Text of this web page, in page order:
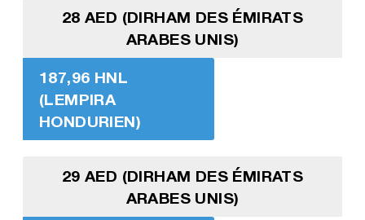
28 AED (DIRHAM DES ÉMIRATS
ARABES UNIS)
187,96 HNL
(LEMPIRA
HONDURIEN)
29 AED (DIRHAM DES ÉMIRATS
ARABES UNIS)